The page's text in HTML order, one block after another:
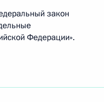
закон
Федерации».